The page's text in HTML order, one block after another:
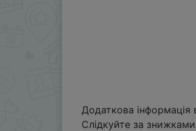
Додаткова інформація
Слідкуйте за знижками